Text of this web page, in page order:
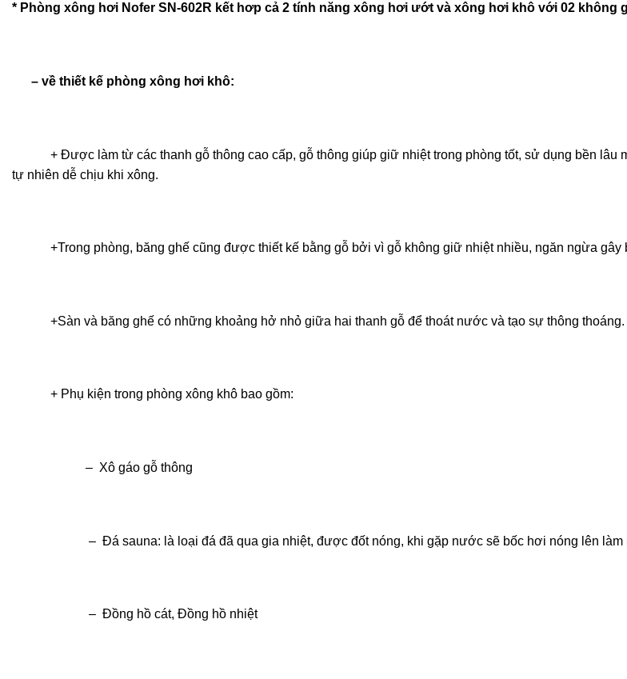
* Phòng xông hơi Nofer SN-602R kết hơp cả 2 tính năng xông hơi ướt và xông hơi khô với 02 không
– về thiết kế phòng xông hơi khô:
+ Được làm từ các thanh gỗ thông cao cấp, gỗ thông giúp giữ nhiệt trong phòng tốt, sử dụng bền lâu
tự nhiên dễ chịu khi xông.
+Trong phòng, băng ghế cũng được thiết kế bằng gỗ bởi vì gỗ không giữ nhiệt nhiều, ngăn ngừa gây
+Sàn và băng ghế có những khoảng hở nhỏ giữa hai thanh gỗ để thoát nước và tạo sự thông thoáng.
+ Phụ kiện trong phòng xông khô bao gồm:
– Xô gáo gỗ thông
– Đá sauna: là loại đá đã qua gia nhiệt, được đốt nóng, khi gặp nước sẽ bốc hơi nóng lên làm
– Đồng hồ cát, Đồng hồ nhiệt